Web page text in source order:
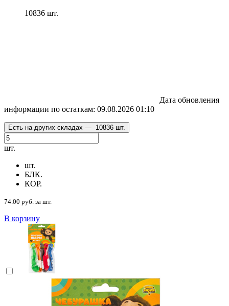
10836 шт.
Дата обновления
информации по остаткам: 09.08.2026 01:10
Есть на других складах — 10836 шт.
шт.
шт.
БЛК.
КОР.
74.00 руб. за шт.
В корзину